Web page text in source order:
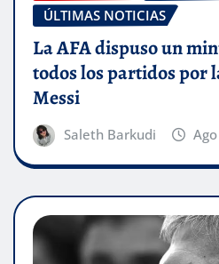
ÚLTIMAS NOTICIAS
La AFA dispuso un
todos los partidos por
Messi
Saleth Barkudi